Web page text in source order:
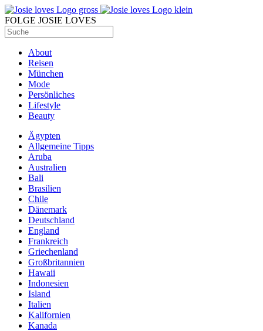
FOLGE JOSIE LOVES
About
Reisen
München
Mode
Persönliches
Lifestyle
Beauty
Ägypten
Allgemeine Tipps
Aruba
Australien
Bali
Brasilien
Chile
Dänemark
Deutschland
England
Frankreich
Griechenland
Großbritannien
Hawaii
Indonesien
Island
Italien
Kalifornien
Kanada